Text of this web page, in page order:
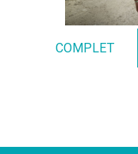
COMPLET